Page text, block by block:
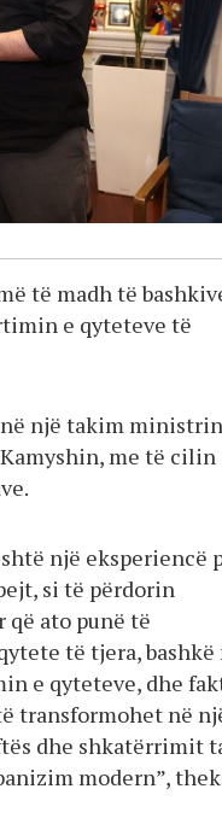
të madh të
e qyteteve të
një takim ministrin
me të cilin
një eksperiencë
si të përdorin
ato punë të
të tjera, bashkë
e qyteteve, dhe
transformohet në
dhe shkatërrimit
modern”,